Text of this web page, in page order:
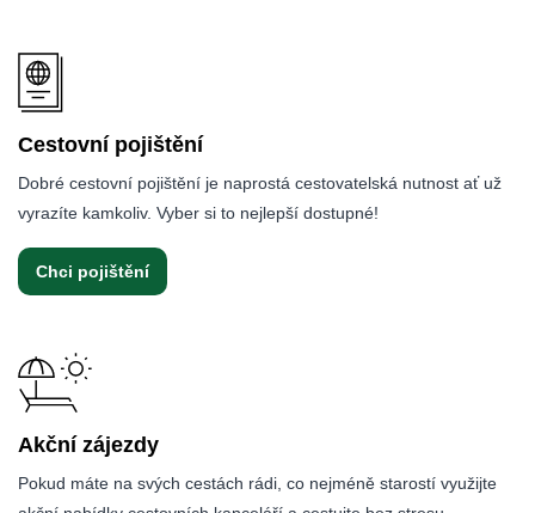
Cestovní pojištění
Dobré cestovní pojištění je naprostá cestovatelská nutnost ať už
vyrazíte kamkoliv. Vyber si to nejlepší dostupné!
Chci pojištění
Akční zájezdy
Pokud máte na svých cestách rádi, co nejméně starostí využijte